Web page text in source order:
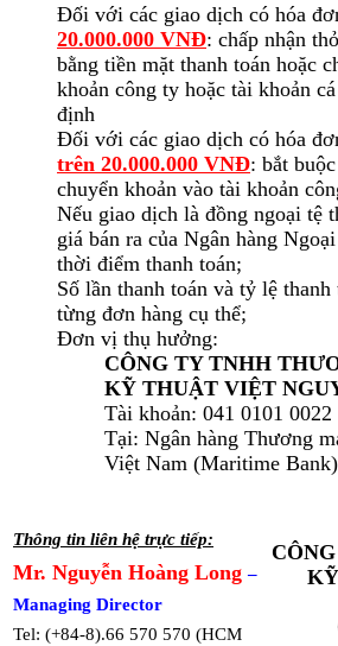
Đối với các giao dịch có hóa
20.000.000 VNĐ: chấp nhận
bằng tiền mặt thanh toán hoặc
khoản công ty hoặc tài khoản
định
Đối với các giao dịch có hóa
trên 20.000.000 VNĐ: bắt
chuyển khoản vào tài khoản
Nếu giao dịch là đồng ngoại tệ
giá bán ra của Ngân hàng
thời điểm thanh toán;
Số lần thanh toán và tỷ lệ
từng đơn hàng cụ thể;
Đơn vị thụ hưởng:
CÔNG TY TNHH
KỸ THUẬT VIỆT
Tài khoản: 041 0101 0022
Tại: Ngân hàng Thương
Việt Nam (Maritime
Thông tin liên hệ trực tiếp:
Mr. Nguyễn Hoàng Long–
Managing Director
Tel: (+84-8).66 570 570 (HCM